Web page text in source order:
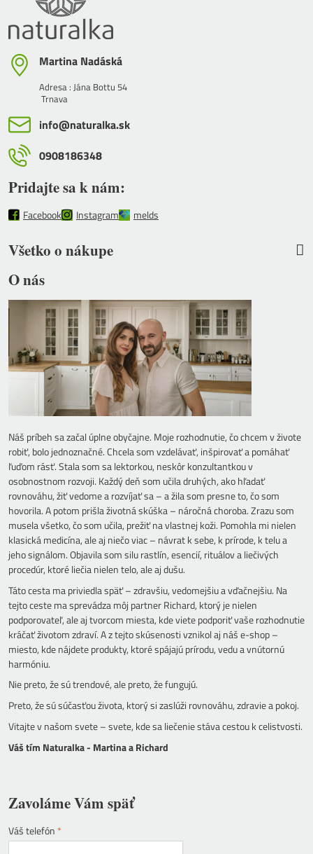
Martina Nadáská
Adresa : Jána Bottu 54
Trnava
info​@naturalka​.sk
0908186348
Pridajte sa k nám:
Facebook Instagram melds
Všetko o nákupe
O nás
Náš príbeh sa začal úplne obyčajne. Moje rozhodnutie, čo chcem v živote
robiť, bolo jednoznačné. Chcela som vzdelávať, inšpirovať a pomáhať
ľuďom rásť. Stala som sa lektorkou, neskôr konzultantkou v
osobnostnom rozvoji. Každý deň som učila druhých, ako hľadať
rovnováhu, žiť vedome a rozvíjať sa – a žila som presne to, čo som
hovorila. A potom prišla životná skúška – náročná choroba. Zrazu som
musela všetko, čo som učila, prežiť na vlastnej koži. Pomohla mi nielen
klasická medicína, ale aj niečo viac – návrat k sebe, k prírode, k telu a
jeho signálom. Objavila som silu rastlín, esencií, rituálov a liečivých
procedúr, ktoré liečia nielen telo, ale aj dušu.
Táto cesta ma priviedla späť – zdravšiu, vedomejšiu a vďačnejšiu. Na
tejto ceste ma sprevádza môj partner Richard, ktorý je nielen
podporovateľ, ale aj tvorcom miesta, kde viete podporiť vaše rozhodnutie
kráčať životom zdraví. A z tejto skúsenosti vznikol aj náš e-shop –
miesto, kde nájdete produkty, ktoré spájajú prírodu, vedu a vnútornú
harmóniu.
Nie preto, že sú trendové, ale preto, že fungujú.
Preto, že sú súčasťou života, ktorý si zaslúži rovnováhu, zdravie a pokoj.
Vitajte v našom svete – svete, kde sa liečenie stáva cestou k celistvosti.
Váš tím Naturalka - Martina a Richard
Zavoláme Vám späť
Váš telefón *